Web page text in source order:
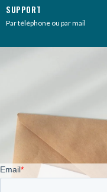
SUPPORT
Par téléphone ou par mail